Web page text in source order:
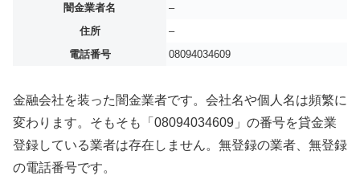
闇金業者名
–
住所
–
電話番号
08094034609
金融会社を装った闇金業者です。会社名や個人名は頻繁に
変わります。そもそも「08094034609」の番号を貸金業
登録している業者は存在しません。無登録の業者、無登録
の電話番号です。